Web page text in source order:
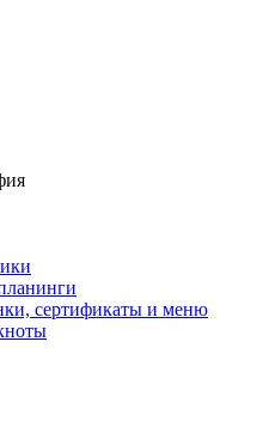
сертификаты и меню